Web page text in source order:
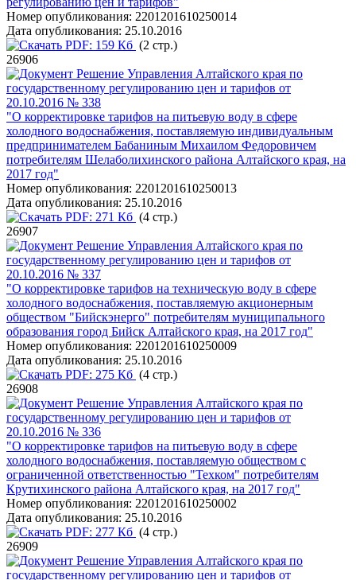
Номер опубликования: 2201201610250014
Дата опубликования: 25.10.2016
PDF: 159 Кб (2 стр.)
26906
Решение Управления Алтайского края по
государственному регулированию цен и тарифов от
20.10.2016 № 338
"О корректировке тарифов на питьевую воду в сфере
холодного водоснабжения, поставляемую индивидуальным
предпринимателем Бабаниным Михаилом Федоровичем
потребителям Шелаболихинского района Алтайского края, на
2017 год"
Номер опубликования: 2201201610250013
Дата опубликования: 25.10.2016
PDF: 271 Кб (4 стр.)
26907
Решение Управления Алтайского края по
государственному регулированию цен и тарифов от
20.10.2016 № 337
"О корректировке тарифов на техническую воду в сфере
холодного водоснабжения, поставляемую акционерным
обществом "Бийскэнерго" потребителям муниципального
образования город Бийск Алтайского края, на 2017 год"
Номер опубликования: 2201201610250009
Дата опубликования: 25.10.2016
PDF: 275 Кб (4 стр.)
26908
Решение Управления Алтайского края по
государственному регулированию цен и тарифов от
20.10.2016 № 336
"О корректировке тарифов на питьевую воду в сфере
холодного водоснабжения, поставляемую обществом с
ограниченной ответственностью "Техком" потребителям
Крутихинского района Алтайского края, на 2017 год"
Номер опубликования: 2201201610250002
Дата опубликования: 25.10.2016
PDF: 277 Кб (4 стр.)
26909
Решение Управления Алтайского края по
государственному регулированию цен и тарифов от